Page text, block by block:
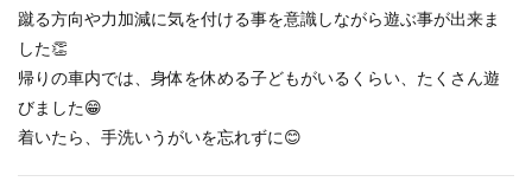
蹴る方向や力加減に気を付ける事を意識しながら遊ぶ事が出来ま
した👏
帰りの車内では、身体を休める子どもがいるくらい、たくさん遊
びました😁
着いたら、手洗いうがいを忘れずに😊